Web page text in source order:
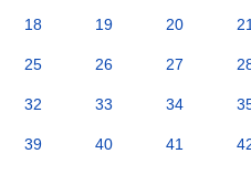
18 19 20
25 26 27
32 33 34
39 40 41